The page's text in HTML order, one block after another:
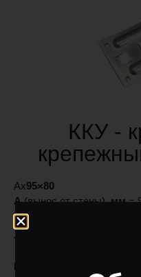
ККУ -
Ax95×80
А(вынос от стены), мм=
ВхС,
Толщина металла, мм
Материал: